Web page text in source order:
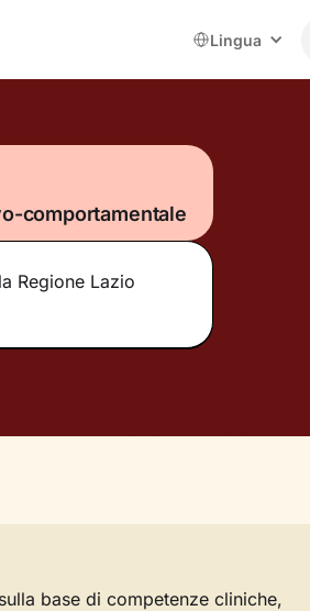
Lingua
comportamentale
Regione Lazio
base di competenze cliniche,